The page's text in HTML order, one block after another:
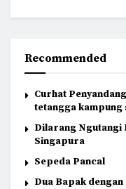
Recommended
Curhat
tetangga kampung
Dilarang Ngutangi
Singapura
Sepeda Pancal
Dua Bapak